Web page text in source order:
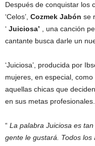
Después de conquistar los
‘Celos’, Cozmek Jabón se
‘ Juiciosa’ , una canción
cantante busca darle un
‘Juiciosa’, producida por
mujeres, en especial,
aquellas chicas que
en sus metas profesionales.
“ La palabra Juiciosa es
gente le gustará. Todos